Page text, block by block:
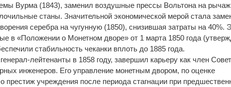
Вурма (1843), заменил воздушные прессы Вольтона на
станы. Значительной экономической мерой стала
серебра на чугунную (1850), снизившая затраты на 40%.
в «Положении о Монетном дворе» от 1 марта 1850 года
стабильность чеканки вплоть до 1885 года.
лейтенанты в 1858 году, завершил карьеру как член
инженеров. Его управление монетным двором, по оценке
престиж учреждения после периода стагнации при